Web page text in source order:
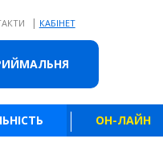
| КАБІНЕТ
ОН-ЛАЙН